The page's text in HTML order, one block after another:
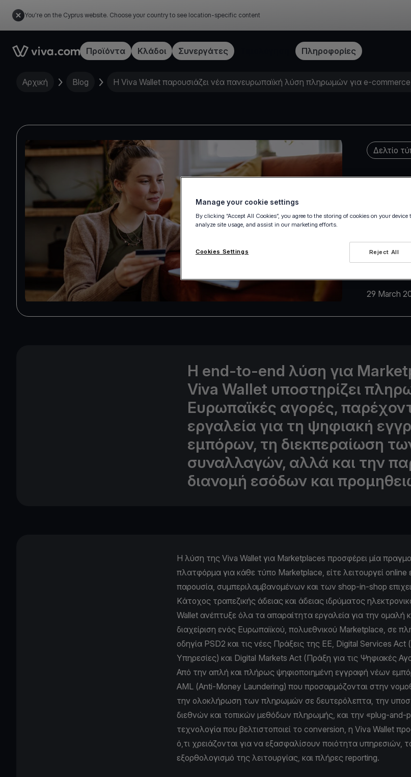
You're on the Cyprus website. Choose your country to see location-specific content
Link to the homepageΠροϊόντα Κλάδοι Συνεργάτες Πληροφορίες
Αρχική Blog Η Viva Wallet παρουσιάζει νέα πανευρωπαϊκή λύση πληρωμών για e-
Δελτίο
29 March
Η end-to-end λύση για
Viva Wallet υποστηρίζει
Ευρωπαϊκές αγορές,
εργαλεία για τη ψηφιακή
εμπόρων, τη διεκπεραίωση
συναλλαγών, αλλά και την
διανομή εσόδων και
Η λύση της Viva Wallet για Μarketplaces προσφέρει μία
πλατφόρμα για κάθε τύπο Μarketplace, είτε λειτουργεί online
παρουσία, συμπεριλαμβανομένων και των shop-in-shop
Kάτοχος τραπεζικής άδειας και άδειας ιδρύματος
Wallet ανέπτυξε όλα τα απαραίτητα εργαλεία για την ομαλή
διαχείριση ενός Ευρωπαϊκού, πολυεθνικού Μarketplace, σε
οδηγία PSD2 και τις νέες Πράξεις της ΕΕ, Digital Services Act
Υπηρεσίες) και Digital Markets Act (Πράξη για τις Ψηφιακές
Από την απλή και πλήρως ψηφιοποιημένη εγγραφή νέων
AML (Anti-Money Laundering) που προσαρμόζονται στην
την ολοκλήρωση των πληρωμών σε δευτερόλεπτα, την
διεθνών και τοπικών μεθόδων πληρωμής, και την «plug-and-
τεχνολογία που βελτιστοποιεί το conversion, η Viva Wallet
ό,τι χρειάζονται για να εξασφαλίσουν ποιότητα υπηρεσιών,
εξορθολογισμό της λειτουργίας, και πλήρες reporting.
Manage your cookie settings
By clicking “Accept All Cookies”, you agree to the storing of cookies on your
analyze site usage, and assist in our marketing efforts.
Reject All
Cookies Settings